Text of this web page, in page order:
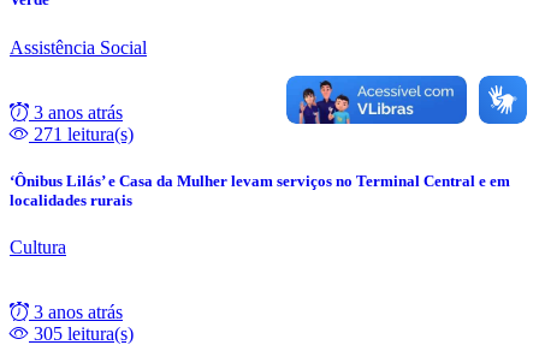
Assistência Social
3 anos atrás
271 leitura(s)
‘Ônibus Lilás’ e Casa da Mulher levam serviços no Terminal Central e em
localidades rurais
Cultura
3 anos atrás
305 leitura(s)